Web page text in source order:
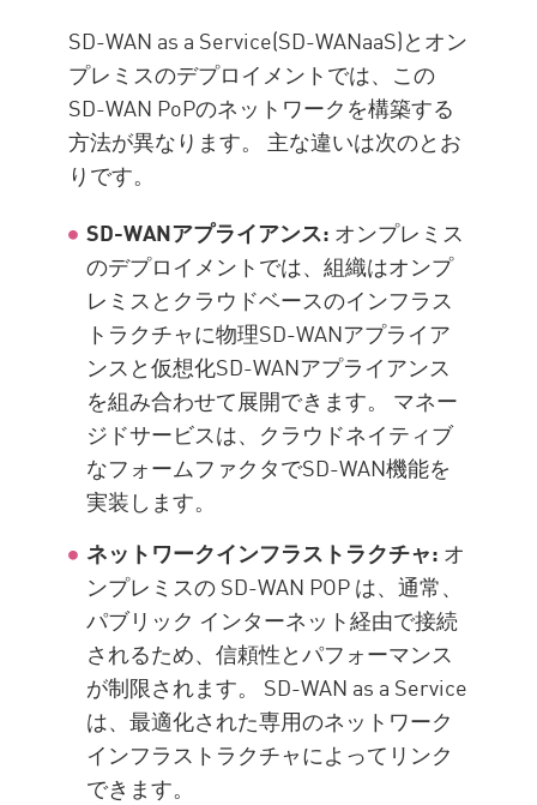
SD-WAN as a Service(SD-WANaaS)とオン
プレミスのデプロイメントでは、この
SD-WAN PoPのネットワークを構築する
方法が異なります。 主な違いは次のとお
りです。
SD-WANアプライアンス: オンプレミス
のデプロイメントでは、組織はオンプ
レミスとクラウドベースのインフラス
トラクチャに物理SD-WANアプライア
ンスと仮想化SD-WANアプライアンス
を組み合わせて展開できます。 マネー
ジドサービスは、クラウドネイティブ
なフォームファクタでSD-WAN機能を
実装します。
ネットワークインフラストラクチャ: オ
ンプレミスの SD-WAN POP は、通常、
パブリック インターネット経由で接続
されるため、信頼性とパフォーマンス
が制限されます。 SD-WAN as a Service
は、最適化された専用のネットワーク
インフラストラクチャによってリンク
できます。